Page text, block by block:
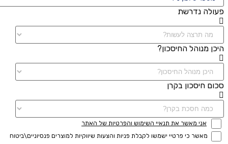
פעולה נדרשת
היכן מנוהל החיסכון?
סכום חיסכון בקרן
אני מאשר את תנאיי השימוש והפרטיות של האתר
מאשר כי פרטיי ישמשו לקבלת פניות והצעות שיווקיות למוצרים פנסיוניים\ביטוח